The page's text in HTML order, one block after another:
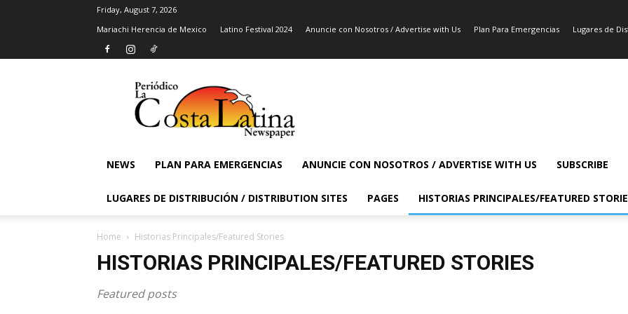
Friday, August 7, 2026
Mariachi Herencia de Mexico
Latino Festival 2024 Anuncie con Nosotros / Advertise with Us Plan Para Emergencias Lugares de
La
Costa
Latina
Newspaper
NEWS PLAN PARA EMERGENCIAS ANUNCIE CON NOSOTROS / ADVERTISE WITH US SUBSCRIBE
LUGARES DE DISTRIBUCIÓN / DISTRIBUTION SITES PAGES HISTORIAS PRINCIPALES/FEATURED
Home Historias Principales/Featured Stories
HISTORIAS PRINCIPALES/FEATURED STORIES
Featured posts